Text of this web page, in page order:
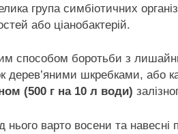
група симбіотичних
або ціанобактерій.
способом боротьби з
дерев’яними шкребками, або
(500 г на 10 л води)
нього варто восени та